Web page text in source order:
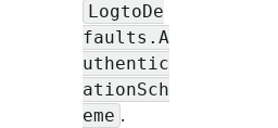
LogtoDe
faults.A
uthentic
ationSch
eme .